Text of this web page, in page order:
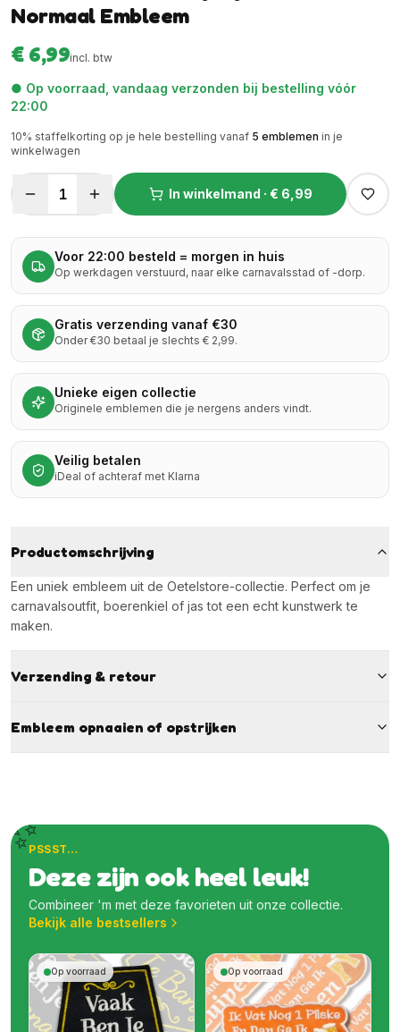
Normaal Embleem
€ 6,99incl. btw
● Op voorraad, vandaag verzonden bij bestelling vóór
22:00
10% staffelkorting op je hele bestelling vanaf 5 emblemen in je
winkelwagen
1 In winkelmand · € 6,99
Voor 22:00 besteld = morgen in huis
Op werkdagen verstuurd, naar elke carnavalsstad of -dorp.
Gratis verzending vanaf €30
Onder €30 betaal je slechts € 2,99.
Unieke eigen collectie
Originele emblemen die je nergens anders vindt.
Veilig betalen
iDeal of achteraf met Klarna
Productomschrijving
Een uniek embleem uit de Oetelstore-collectie. Perfect om je
carnavalsoutfit, boerenkiel of jas tot een echt kunstwerk te
maken.
Verzending & retour
Embleem opnaaien of opstrijken
PSSST…
Deze zijn ook heel leuk!
Combineer 'm met deze favorieten uit onze collectie.
Bekijk alle bestsellers
Op voorraad Op voorraad